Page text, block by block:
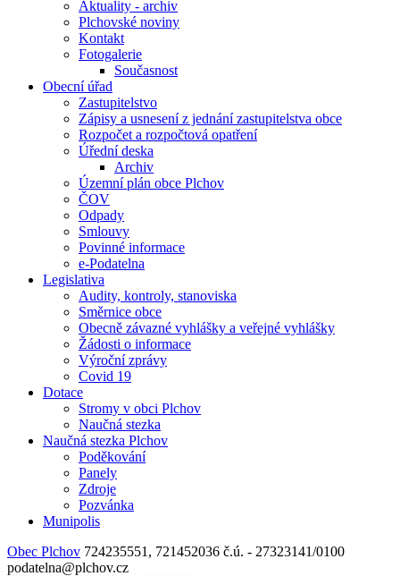
Aktuality - archiv
Plchovské noviny
Kontakt
Fotogalerie
Současnost
Obecní úřad
Zastupitelstvo
Zápisy a usnesení z jednání zastupitelstva obce
Rozpočet a rozpočtová opatření
Úřední deska
Archiv
Územní plán obce Plchov
ČOV
Odpady
Smlouvy
Povinné informace
e-Podatelna
Legislativa
Audity, kontroly, stanoviska
Směrnice obce
Obecně závazné vyhlášky a veřejné vyhlášky
Žádosti o informace
Výroční zprávy
Covid 19
Dotace
Stromy v obci Plchov
Naučná stezka
Naučná stezka Plchov
Poděkování
Panely
Zdroje
Pozvánka
Munipolis
Obec Plchov 724235551, 721452036 č.ú. - 27323141/0100
podatelna@plchov.cz